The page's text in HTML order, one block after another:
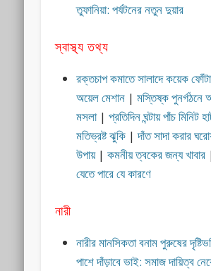
তুফানিয়া: পর্যটনের নতুন দুয়ার
স্বাস্থ্য তথ্য
রক্তচাপ কমাতে সালাদে কয়েক
অয়েল মেশান |মস্তিষ্ক পুনর্গঠনে
মসলা|প্রতিদিন ঘন্টায় পাঁচ মিনিট
মতিভ্রষ্ট ঝুকি |দাঁত সাদা করার
উপায়|কমনীয় ত্বকের জন্য খাবার
যেতে পারে যে কারণে
নারী
নারীর মানসিকতা বনাম পুরুষের
পাশে দাঁড়াবে ভাই: সমাজ দায়িত্ব